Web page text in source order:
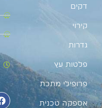
דקים
קירוי
גדרות
פלטות עץ
פרופילי מתכת
אספקה טכנית